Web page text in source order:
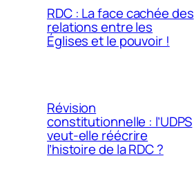
RDC : La face cachée des
relations entre les
Églises et le pouvoir !
Révision
constitutionnelle : l’UDPS
veut-elle réécrire
l’histoire de la RDC ?